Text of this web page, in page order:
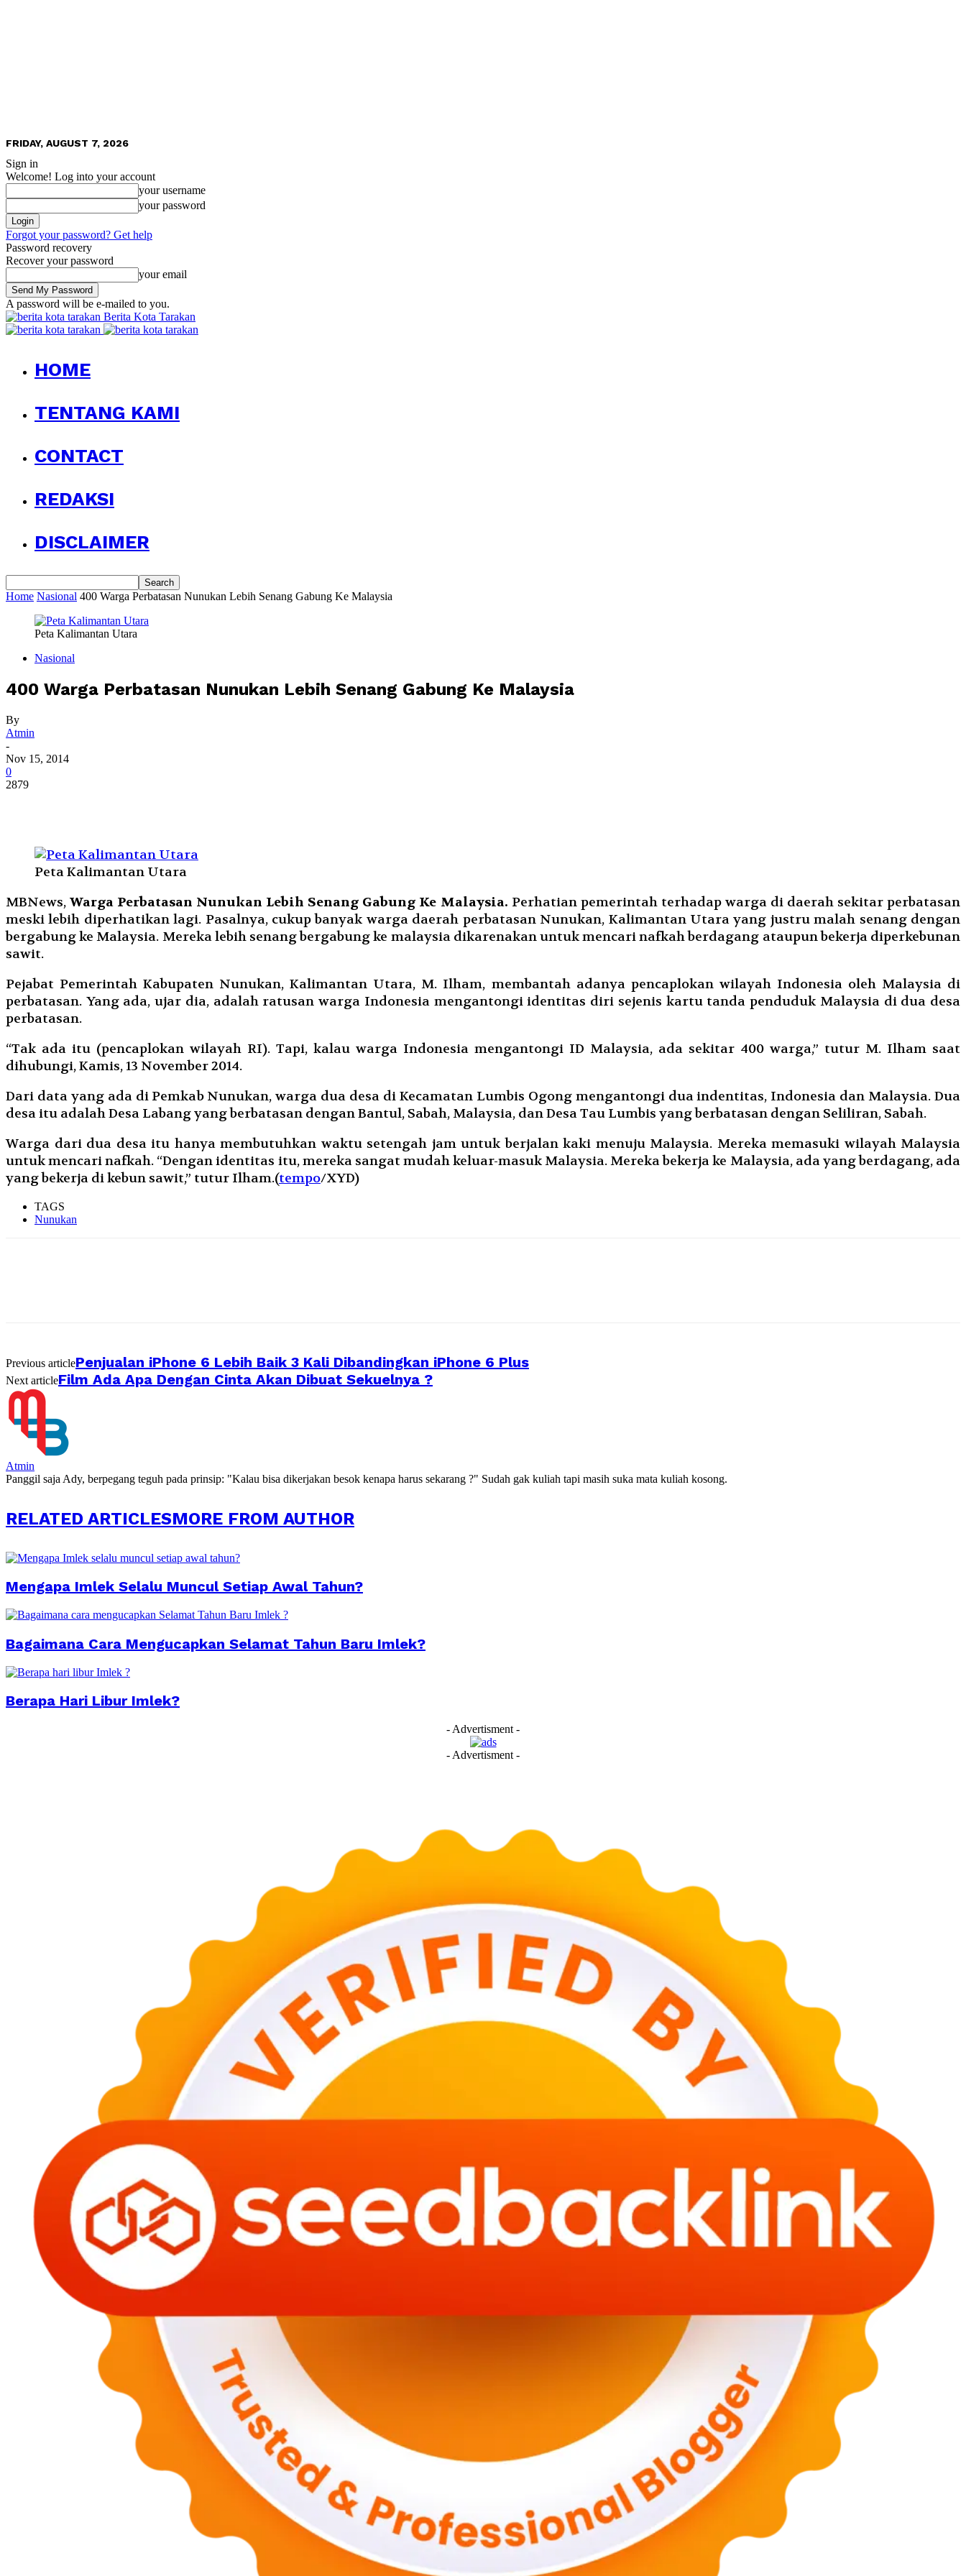
FRIDAY, AUGUST 7, 2026
Sign in
Welcome! Log into your account
your username
your password
Forgot your password? Get help
Password recovery
Recover your password
your email
A password will be e-mailed to you.
Berita Kota Tarakan
HOME
TENTANG KAMI
CONTACT
REDAKSI
DISCLAIMER
Home Nasional 400 Warga Perbatasan Nunukan Lebih Senang Gabung Ke Malaysia
Peta Kalimantan Utara
Nasional
400 Warga Perbatasan Nunukan Lebih Senang Gabung Ke Malaysia
By
Atmin
-
Nov 15, 2014
0
2879
Peta Kalimantan Utara
MBNews,Warga Perbatasan Nunukan Lebih Senang Gabung Ke Malaysia. Perhatian pemerintah terhadap warga di daerah sekitar perbatasan
meski lebih diperhatikan lagi. Pasalnya, cukup banyak warga daerah perbatasan Nunukan, Kalimantan Utara yang justru malah senang dengan
bergabung ke Malaysia. Mereka lebih senang bergabung ke malaysia dikarenakan untuk mencari nafkah berdagang ataupun bekerja diperkebunan
sawit.
Pejabat Pemerintah Kabupaten Nunukan, Kalimantan Utara, M. Ilham, membantah adanya pencaplokan wilayah Indonesia oleh Malaysia di
perbatasan. Yang ada, ujar dia, adalah ratusan warga Indonesia mengantongi identitas diri sejenis kartu tanda penduduk Malaysia di dua desa
perbatasan.
“Tak ada itu (pencaplokan wilayah RI). Tapi, kalau warga Indonesia mengantongi ID Malaysia, ada sekitar 400 warga,” tutur M. Ilham saat
dihubungi, Kamis, 13 November 2014.
Dari data yang ada di Pemkab Nunukan, warga dua desa di Kecamatan Lumbis Ogong mengantongi dua indentitas, Indonesia dan Malaysia. Dua
desa itu adalah Desa Labang yang berbatasan dengan Bantul, Sabah, Malaysia, dan Desa Tau Lumbis yang berbatasan dengan Seliliran, Sabah.
Warga dari dua desa itu hanya membutuhkan waktu setengah jam untuk berjalan kaki menuju Malaysia. Mereka memasuki wilayah Malaysia
untuk mencari nafkah. “Dengan identitas itu, mereka sangat mudah keluar-masuk Malaysia. Mereka bekerja ke Malaysia, ada yang berdagang, ada
yang bekerja di kebun sawit,” tutur Ilham.(tempo/XYD)
TAGS
Nunukan
Previous articlePenjualan iPhone 6 Lebih Baik 3 Kali Dibandingkan iPhone 6 Plus
Next articleFilm Ada Apa Dengan Cinta Akan Dibuat Sekuelnya ?
Atmin
Panggil saja Ady, berpegang teguh pada prinsip: "Kalau bisa dikerjakan besok kenapa harus sekarang ?" Sudah gak kuliah tapi masih suka mata kuliah kosong.
RELATED ARTICLESMORE FROM AUTHOR
Mengapa Imlek Selalu Muncul Setiap Awal Tahun?
Bagaimana Cara Mengucapkan Selamat Tahun Baru Imlek?
Berapa Hari Libur Imlek?
- Advertisment -
- Advertisment -